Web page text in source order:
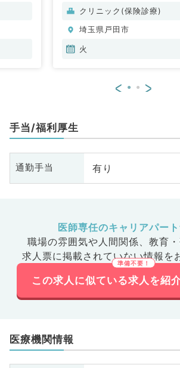
クリニック(保険診療)
埼玉県戸田市
火
< >
手当/福利厚生
通勤手当 有り
医師専任のキャリアパー
職場の雰囲気や人間関係、 教育
求人票に掲載されていない情報を
この求人に似ている求人を紹
医療機関情報